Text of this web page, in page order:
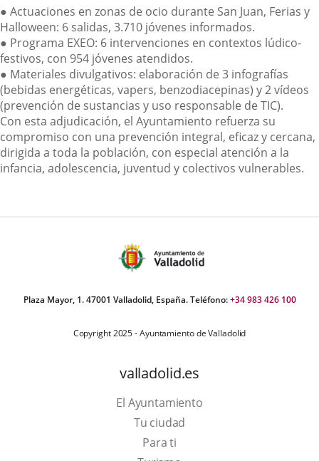
● Actuaciones en zonas de ocio durante San Juan, Ferias y
Halloween: 6 salidas, 3.710 jóvenes informados.
● Programa EXEO: 6 intervenciones en contextos lúdico-
festivos, con 954 jóvenes atendidos.
● Materiales divulgativos: elaboración de 3 infografías
(bebidas energéticas, vapers, benzodiacepinas) y 2 vídeos
(prevención de sustancias y uso responsable de TIC).
Con esta adjudicación, el Ayuntamiento refuerza su
compromiso con una prevención integral, eficaz y cercana,
dirigida a toda la población, con especial atención a la
infancia, adolescencia, juventud y colectivos vulnerables.
Plaza Mayor, 1. 47001 Valladolid, España. Teléfono:+34 983 426 100
Copyright 2025 - Ayuntamiento de Valladolid
valladolid.es
El Ayuntamiento
Tu ciudad
Para ti